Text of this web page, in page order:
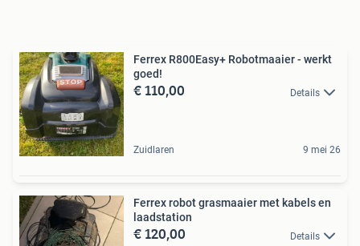
Ferrex R800Easy+ Robotmaaier - werkt
goed!
€ 110,00 Details
Zuidlaren 9 mei 26
Ferrex robot grasmaaier met kabels en
laadstation
€ 120,00 Details